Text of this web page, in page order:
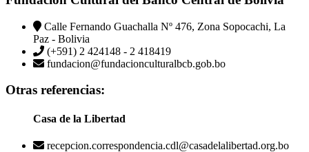
Calle Fernando Guachalla Nº 476, Zona Sopocachi, La
Paz - Bolivia
(+591) 2 424148 - 2 418419
fundacion@fundacionculturalbcb.gob.bo
Otras referencias:
Casa de la Libertad
recepcion.correspondencia.cdl@casadelalibertad.org.bo